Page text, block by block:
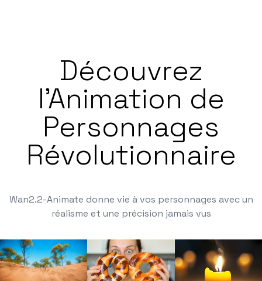
Découvrez
l'Animation de
Personnages
Révolutionnaire
Wan2.2-Animate donne vie à vos personnages avec un
réalisme et une précision jamais vus